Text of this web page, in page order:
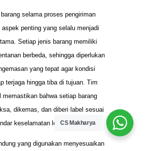
selama proses pengiriman
aspek penting yang selalu menjadi
Setiap jenis barang memiliki
berbeda, sehingga diperlukan
yang tepat agar kondisi
terjaga hingga tiba di tujuan. Tim
memastikan bahwa setiap barang
dikemas, dan diberi label sesuai
keselamatan logistik nasional.
yang digunakan menyesuaikan
CS Makharya